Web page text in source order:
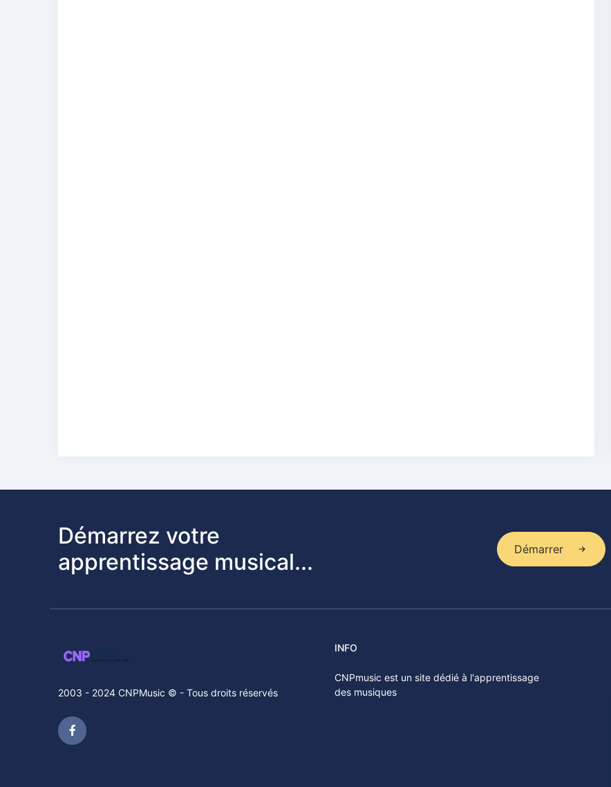
Démarrez votre
apprentissage musical...
Démarrer
2003 - 2024 CNPMusic © - Tous droits réservés
INFO
CNPmusic est un site dédié à l'apprentissage
des musiques